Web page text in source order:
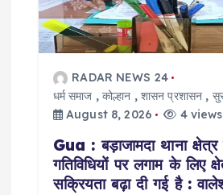
o
RADAR NEWS 24
धर्म समाज ,कोल्हान , शासन प्रशासन ,
August 8, 2026
4 views
Gua : बड़ाजामदा थाना
गतिविधियों पर लगाम के लिए
सक्रियता बढ़ा दी गई है :